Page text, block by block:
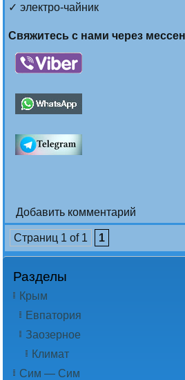
✓ электро-чайник
Свяжитесь с нами через
Добавить комментарий
Страниц 1 of 1 1
Разделы
Крым
Евпатория
Заозерное
Климат
Сим — Сим